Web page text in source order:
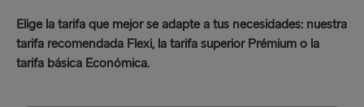
Elige la tarifa que mejor se adapte a tus necesidades: nuestra
tarifa recomendada Flexi, la tarifa superior Prémium o la
tarifa básica Económica.